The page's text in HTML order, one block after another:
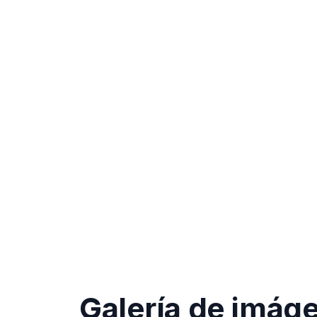
Galería de